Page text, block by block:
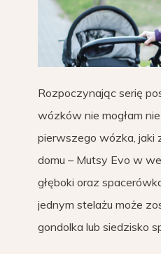
Rozpoczynając serię
wózków nie mogłam
pierwszego wózka, jaki
domu – Mutsy Evo w
głęboki oraz
jednym stelażu może
gondolka lub siedzisko